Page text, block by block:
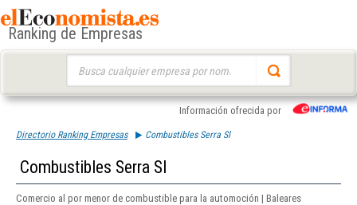
Ranking de Empresas
Información ofrecida por
Directorio Ranking Empresas Combustibles Serra Sl
Combustibles Serra Sl
Comercio al por menor de combustible para la automoción | Baleares